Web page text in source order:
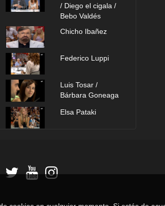
/ Diego el cigala /
Bebo Valdés
Chicho Ibañez
Federico Luppi
Luis Tosar /
Bárbara Goneaga
Elsa Pataki